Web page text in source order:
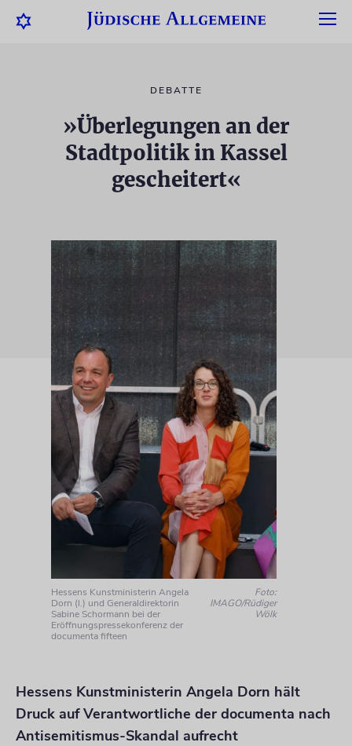
DEBATTE
»Überlegungen an der
Stadtpolitik in Kassel
gescheitert«
Hessens Kunstministerin Angela
Dorn (l.) und Generaldirektorin
Sabine Schormann bei der
Eröffnungspressekonferenz der
documenta fifteen
Foto:
IMAGO/Rüdiger
Wölk
Hessens Kunstministerin Angela Dorn hält
Druck auf Verantwortliche der documenta nach
Antisemitismus-Skandal aufrecht